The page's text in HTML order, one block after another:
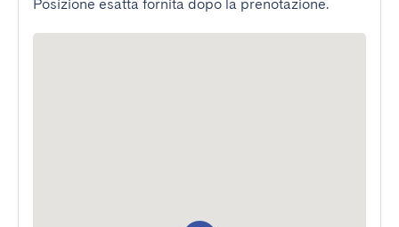
Posizione esatta fornita dopo la prenotazione.